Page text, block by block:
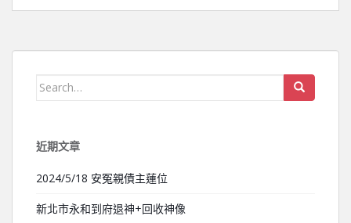
Search for:
近期文章
2024/5/18 安冤親債主蓮位
新北市永和到府退神+回收神像